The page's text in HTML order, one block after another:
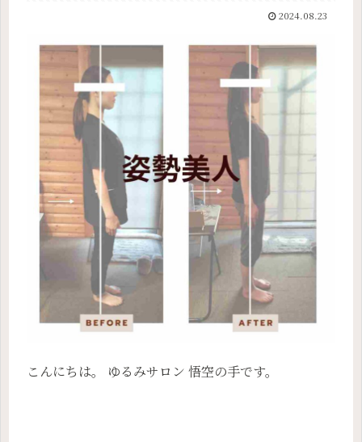
2024.08.23
こんにちは。 ゆるみサロン 悟空の手です。